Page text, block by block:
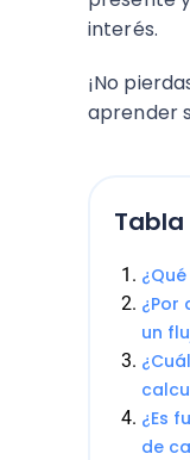
interés.
¡No
aprender
¿Por
un
¿Es
de